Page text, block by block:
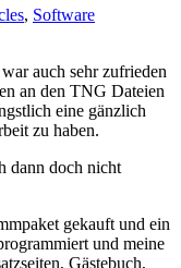
, Software
auch sehr zufrieden
an den TNG Dateien
eine gänzlich
zu haben.
dann doch nicht
gekauft und ein
und meine
Gästebuch,